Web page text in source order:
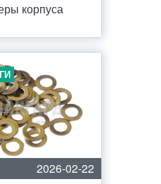
корпуса
2026-02-22